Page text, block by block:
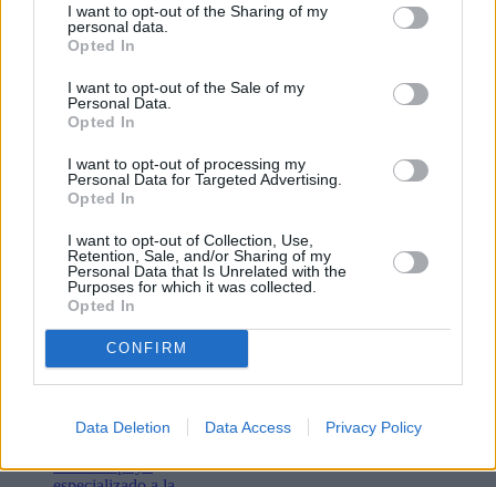
I want to opt-out of the Sharing of my
personal data.
Opted In
I want to opt-out of the Sale of my
Personal Data.
Opted In
I want to opt-out of processing my
Personal Data for Targeted Advertising.
Opted In
I want to opt-out of Collection, Use,
Retention, Sale, and/or Sharing of my
Personal Data that Is Unrelated with the
Purposes for which it was collected.
Opted In
CONFIRM
Data Deletion Data Access Privacy Policy
Lo más leído
Bustamante,
Muchachito
Bombo Infierno
y el festival La
Tiñosa & Más
llenarán de
música Puerto
del Carmen este
Las matronas del
ofrecen apoyo